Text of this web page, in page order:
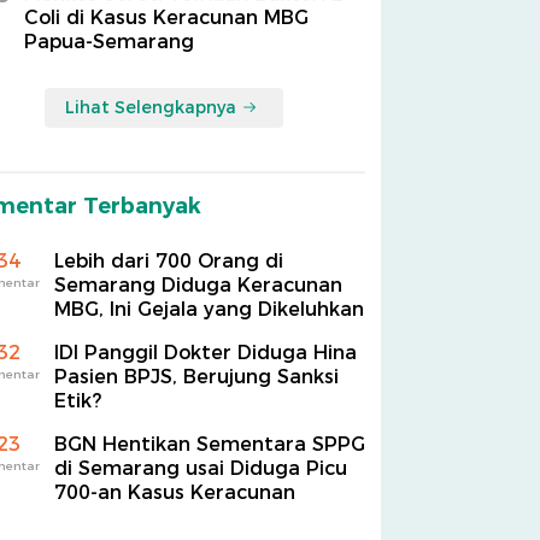
Coli di Kasus Keracunan MBG
Papua-Semarang
Lihat Selengkapnya
Terbanyak
Lebih dari 700 Orang di
Semarang Diduga Keracunan
MBG, Ini Gejala yang Dikeluhkan
IDI Panggil Dokter Diduga Hina
Pasien BPJS, Berujung Sanksi
Etik?
BGN Hentikan Sementara SPPG
di Semarang usai Diduga Picu
700-an Kasus Keracunan